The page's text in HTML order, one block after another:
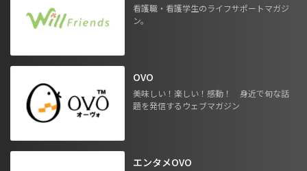
看護職・看護学生のライフサポートマガジ
ン。
OVO
美味しい！楽しい！感動！ 身近で旬な話
題を発信するウェブマガジン
エンタメOVO